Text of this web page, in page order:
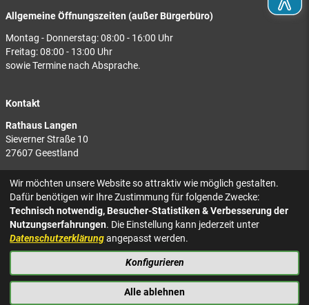
Allgemeine Öffnungszeiten (außer Bürgerbüro)
Montag - Donnerstag: 08:00 - 16:00 Uhr
Freitag: 08:00 - 13:00 Uhr
sowie Termine nach Absprache.
Kontakt
Rathaus Langen
Sieverner Straße 10
27607 Geestland
Rathaus Bad Bederkesa
Am Markt 8
27624 Geestland
Tel.: 04743 937-2300
KONTAKT
IMPRESSUM
NACH OBEN
Wir möchten unsere Website so attraktiv wie möglich gestalten.
Dafür benötigen wir Ihre Zustimmung für folgende Zwecke:
Technisch notwendig, Besucher-Statistiken & Verbesserung der
Nutzungserfahrungen. Die Einstellung kann jederzeit unter
Datenschutzerklärungangepasst werden.
Konfigurieren
Alle ablehnen